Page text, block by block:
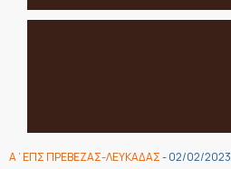
Α΄ΕΠΣ ΠΡΕΒΕΖΑΣ-ΛΕΥΚΑΔΑΣ- 02/02/2023